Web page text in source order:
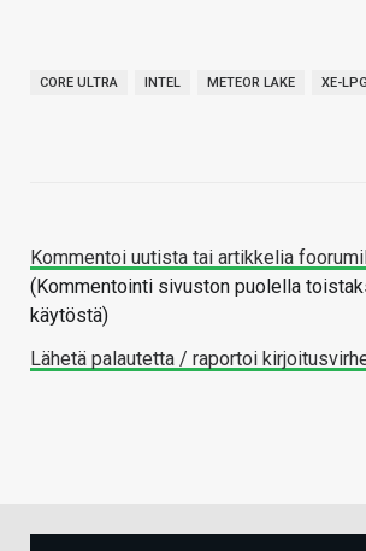
CORE ULTRA INTEL METEOR LAKE XE-LPG
Kommentoi uutista tai artikkelia
(Kommentointi sivuston puolella
käytöstä)
Lähetä palautetta / raportoi